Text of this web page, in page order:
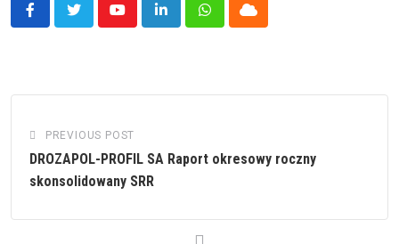
YoutubeLinkedInWhatsappCloud
PREVIOUS POST
DROZAPOL-PROFIL SA Raport okresowy roczny
skonsolidowany SRR